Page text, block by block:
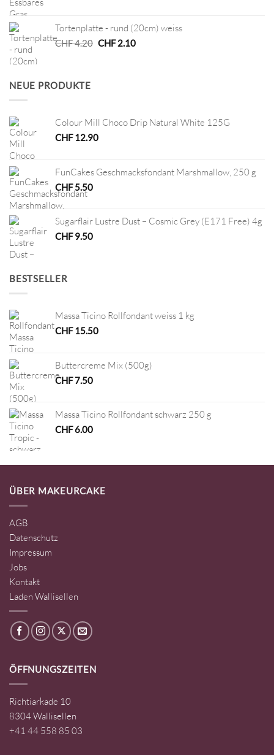
CHF 5.20CHF 2.60.
Tortenplatte - rund (20cm) weiss
CHF4.20 Ursprünglicher
CHF2.10Aktueller
NEUE PRODUKTE
Colour Mill Choco Drip Natural White 125G
CHF12.90
FunCakes Geschmacksfondant Marshmallow, 250 g
CHF5.50
Sugarflair Lustre Dust – Cosmic Grey (E171 Free) 4g
CHF9.50
BESTSELLER
Massa Ticino Rollfondant weiss 1 kg
CHF15.50
Buttercreme Mix (500g)
CHF7.50
Massa Ticino Rollfondant schwarz 250 g
CHF6.00
ÜBER MAKEURCAKE
AGB
Datenschutz
Impressum
Jobs
Kontakt
Laden Wallisellen
ÖFFNUNGSZEITEN
Richtiarkade 10
8304 Wallisellen
+41 44 558 85 03